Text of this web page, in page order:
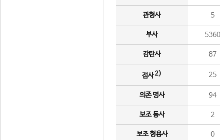
관형사 5
부사 5360
감탄사 87
접사2) 25
의존 명사 94
보조 동사 2
보조 형용사 0